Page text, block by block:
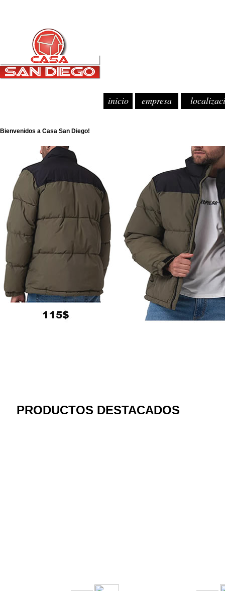
inicio empresa
Bienvenidos a Casa San Diego!
PRODUCTOS DESTACADOS